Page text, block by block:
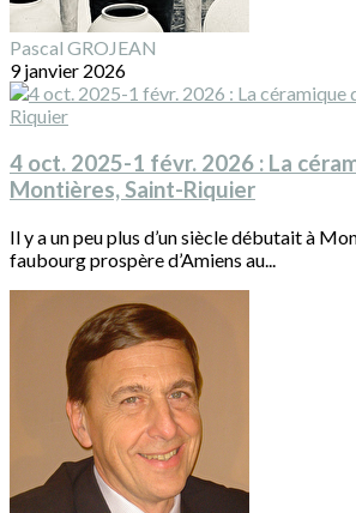
Pascal GROJEAN
9 janvier 2026
4 oct. 2025-1 févr. 2026 : La
Montières, Saint-Riquier
Il y a un peu plus d’un siècle débutait à
faubourg prospère d’Amiens au...